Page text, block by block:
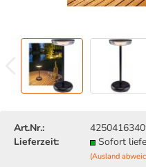
Art.Nr.:
Lieferzeit:
Sofort
(Ausland